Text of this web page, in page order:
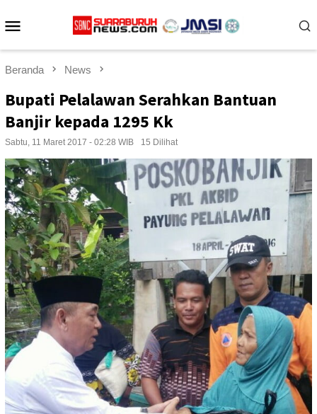
ke
Beranda News
Bupati Pelalawan Serahkan Bantuan
Banjir kepada 1295 Kk
Sabtu, 11 Maret 2017 - 02:28 WIB 15 Dilihat